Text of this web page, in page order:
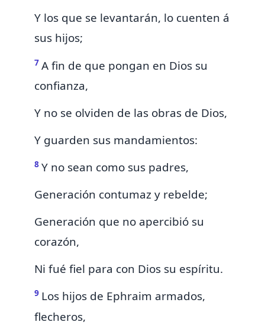
Y los que se levantarán, lo cuenten á
sus hijos;
7 A fin de que pongan en Dios su
confianza,
Y no se olviden de las obras de Dios,
Y guarden sus mandamientos:
8 Y no sean como sus padres,
Generación contumaz y rebelde;
Generación que no apercibió su
corazón,
Ni fué fiel para con Dios su espíritu.
9 Los hijos de Ephraim armados,
flecheros,